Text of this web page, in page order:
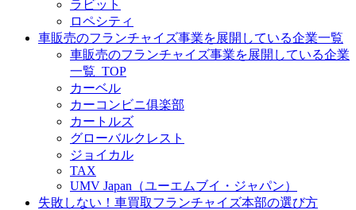
ラビット
ロペシティ
車販売のフランチャイズ事業を展開している企業一覧
車販売のフランチャイズ事業を展開している企業
一覧_TOP
カーベル
カーコンビニ俱楽部
カートルズ
グローバルクレスト
ジョイカル
TAX
UMV Japan（ユーエムブイ・ジャパン）
失敗しない！車買取フランチャイズ本部の選び方